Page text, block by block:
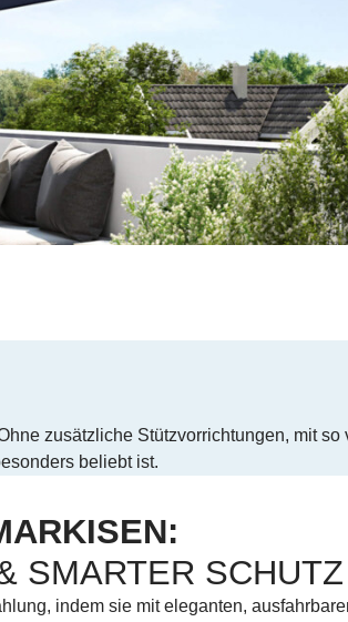
zusätzliche Stützvorrichtungen, mit
beliebt ist.
SMARTER SCHUTZ
indem sie mit eleganten,